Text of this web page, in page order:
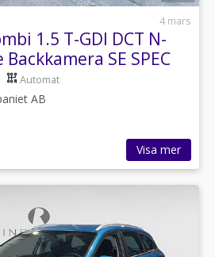
4 mars
1.5 T-GDI DCT N-
SE SPEC
Automat
AB
Visa mer